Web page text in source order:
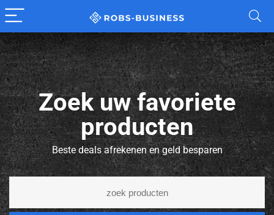
Zoek uw favoriete
producten
Beste deals afrekenen en geld besparen